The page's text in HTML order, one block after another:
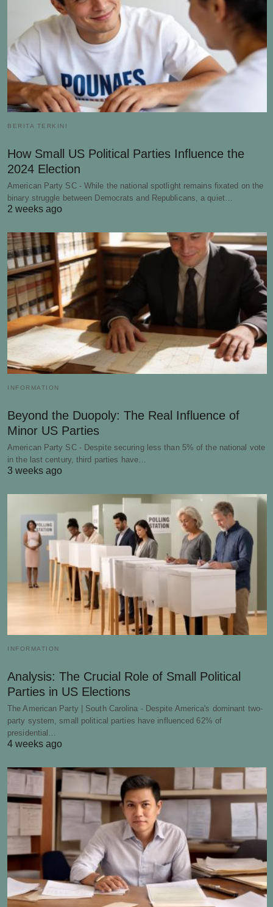
BERITA TERKINI
How Small US Political Parties Influence the
2024 Election
American Party SC - While the national spotlight remains fixated on the
binary struggle between Democrats and Republicans, a quiet…
2 weeks ago
INFORMATION
Beyond the Duopoly: The Real Influence of
Minor US Parties
American Party SC - Despite securing less than 5% of the national vote
in the last century, third parties have…
3 weeks ago
INFORMATION
Analysis: The Crucial Role of Small Political
Parties in US Elections
The American Party | South Carolina - Despite America's dominant two-
party system, small political parties have influenced 62% of
presidential…
4 weeks ago